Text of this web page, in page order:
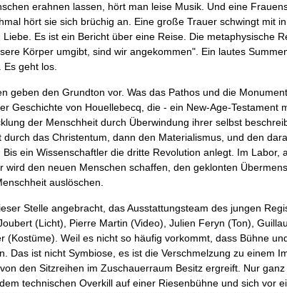
erahnen lassen, hört man leise Musik. Und eine
hört sie sich brüchig an. Eine große Trauer schwingt mit
Liebe. Es ist ein Bericht über eine Reise. Die metaphysische
Körper umgibt, sind wir angekommen". Ein lautes
geht los.
geben den Grundton vor. Was das Pathos und die
Geschichte von Houellebecq, die - ein New-Age-Testament
der Menschheit durch Überwindung ihrer selbst
durch das Christentum, dann den Materialismus, und den
ein Wissenschaftler die dritte Revolution anlegt. Im Labor,
wird den neuen Menschen schaffen, den geklonten
auslöschen.
Stelle angebracht, das Ausstattungsteam des jungen
(Licht), Pierre Martin (Video), Julien Feryn (Ton),
(Kostüme). Weil es nicht so häufig vorkommt, dass Bühne
Das ist nicht Symbiose, es ist die Verschmelzung zu einem
den Sitzreihen im Zuschauerraum Besitz ergreift. Nur
technischen Overkill auf einer Riesenbühne und sich vor